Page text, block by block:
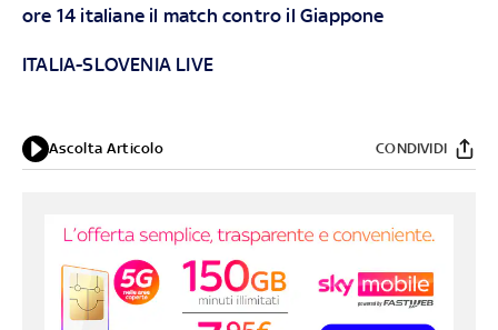
ore 14 italiane il match contro il Giappone
ITALIA-SLOVENIA LIVE
Ascolta Articolo CONDIVIDI